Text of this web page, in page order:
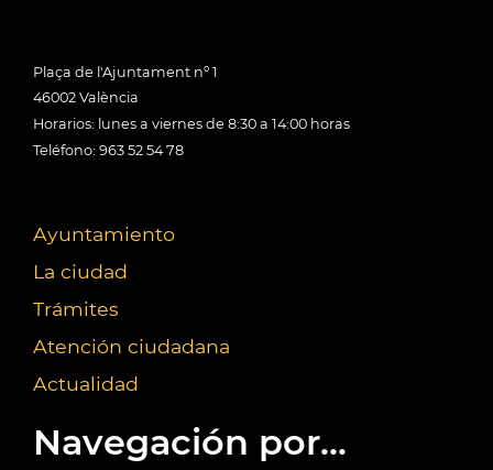
Plaça de l'Ajuntament nº 1
46002 València
Horarios: lunes a viernes de 8:30 a 14:00 horas
Teléfono: 963 52 54 78
Ayuntamiento
La ciudad
Trámites
Atención ciudadana
Actualidad
Navegación por...